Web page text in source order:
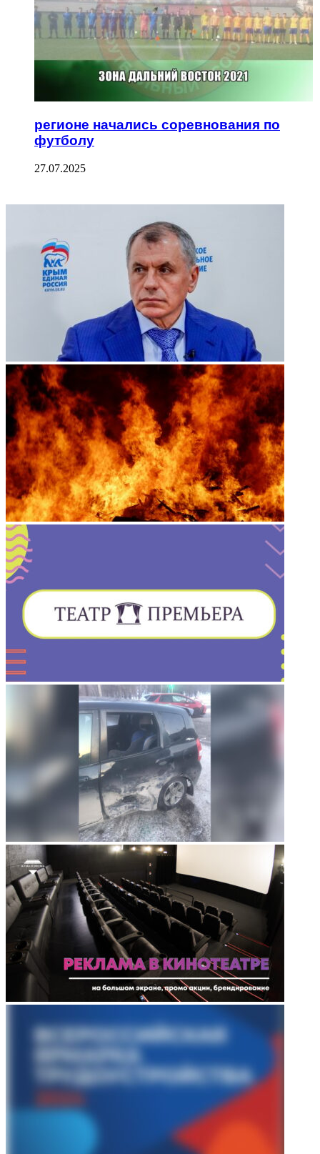
регионе начались соревнования по
футболу
27.07.2025